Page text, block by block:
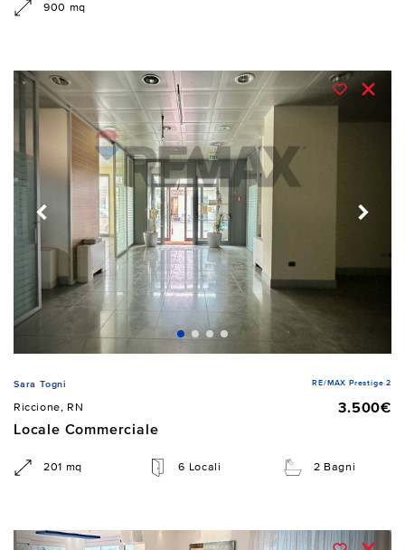
900 mq
Sara Togni RE/MAX Prestige 2
Riccione, RN
3.500€
Locale Commerciale
201 mq 6 Locali 2 Bagni